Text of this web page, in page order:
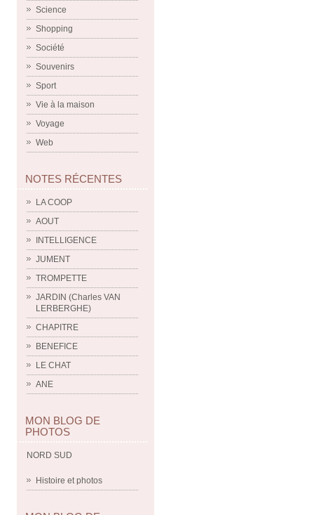
Science
Shopping
Société
Souvenirs
Sport
Vie à la maison
Voyage
Web
NOTES RÉCENTES
LA COOP
AOUT
INTELLIGENCE
JUMENT
TROMPETTE
JARDIN (Charles VAN
LERBERGHE)
CHAPITRE
BENEFICE
LE CHAT
ANE
MON BLOG DE
PHOTOS
NORD SUD
Histoire et photos